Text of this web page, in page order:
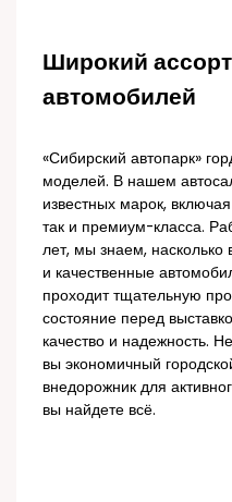
Широкий
автомобилей
«Сибирский автопарк»
моделей. В нашем
известных марок,
так и премиум-класса.
лет, мы знаем, насколько
и качественные
проходит тщательную
состояние перед
качество и надежность.
вы экономичный
внедорожник для
вы найдете всё.